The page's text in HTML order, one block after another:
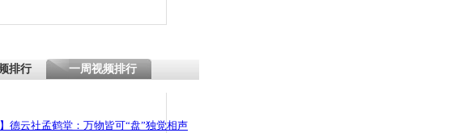
排行 一周视频排行
】德云社孟鹤堂：万物皆可“盘”独觉相声